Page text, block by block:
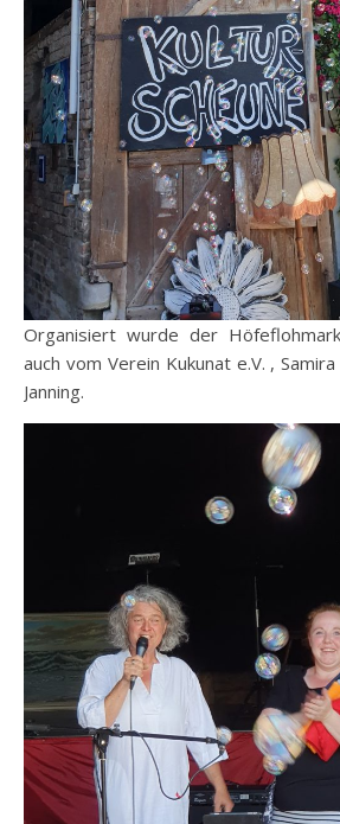
Organisiert wurde der
auch vom Verein Kukunat e.V. ,
Janning.